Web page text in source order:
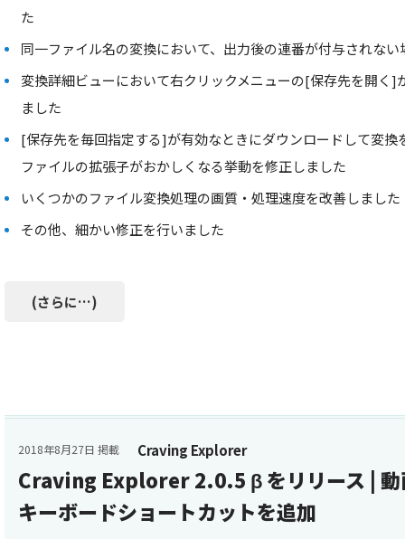
た
同一ファイル名の変換において、出力後の連番が付与されな
変換詳細ビューにおいて右クリックメニューの[保存先を開く]
ました
[保存先を毎回指定する]が有効なときにダウンロードして変換
ファイルの拡張子がおかしくなる挙動を修正しました
いくつかのファイル変換処理の画質・処理速度を改善しました
その他、細かい修正を行いました
(さらに…)
Craving Explorer
2018年8月27日 掲載
Craving Explorer 2.0.5 β をリリース | 動
キーボードショートカットを追加